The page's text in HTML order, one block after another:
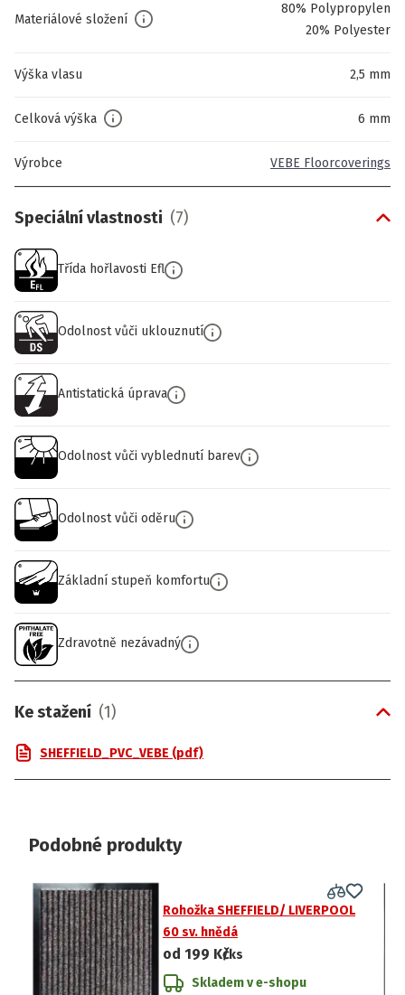
Materiálové složení
80% Polypropylen
20% Polyester
Výška vlasu 2,5 mm
Celková výška 6 mm
Výrobce VEBE Floorcoverings
Speciální vlastnosti (7)
Třída hořlavosti Efl
Odolnost vůči uklouznutí
Antistatická úprava
Odolnost vůči vyblednutí barev
Odolnost vůči oděru
Základní stupeň komfortu
Zdravotně nezávadný
Ke stažení (1)
SHEFFIELD_PVC_VEBE (pdf)
Podobné produkty
Rohožka SHEFFIELD/ LIVERPOOL
60 sv. hnědá
od 199 Kč/ks
Skladem v e-shopu